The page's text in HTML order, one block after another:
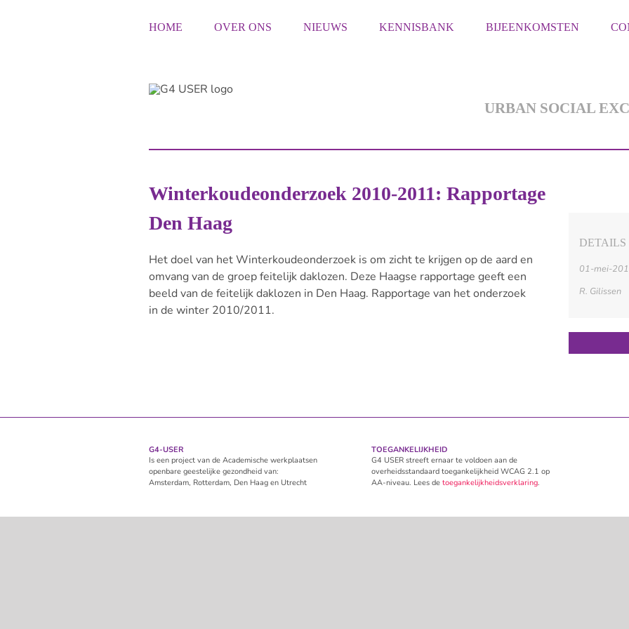
HOME OVER ONS NIEUWS KENNISBANK BIJEENKOMSTEN
URBAN SOCIAL
DETAILS
01-mei-
R. Gilissen
Winterkoudeonderzoek 2010-2011: Rapportage
Den Haag
Het doel van het Winterkoudeonderzoek is om zicht te krijgen op de aard en
omvang van de groep feitelijk daklozen. Deze Haagse rapportage geeft een
beeld van de feitelijk daklozen in Den Haag. Rapportage van het onderzoek
in de winter 2010/2011.
G4-USER
Is een project van de Academische werkplaatsen
openbare geestelijke gezondheid van:
Amsterdam, Rotterdam, Den Haag en Utrecht
TOEGANKELIJKHEID
G4 USER streeft ernaar te voldoen aan de
overheidsstandaard toegankelijkheid WCAG 2.1 op
AA-niveau. Lees de toegankelijkheidsverklaring.